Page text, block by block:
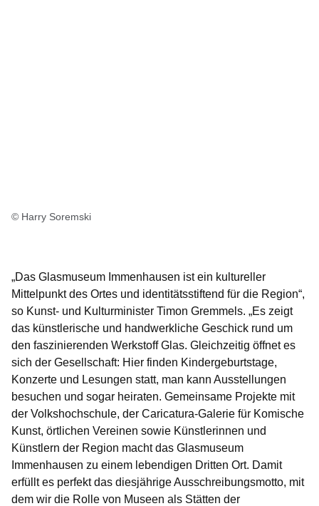
© Harry Soremski
„Das Glasmuseum Immenhausen ist ein kultureller
Mittelpunkt des Ortes und identitätsstiftend für die Region“,
so Kunst- und Kulturminister Timon Gremmels. „Es zeigt
das künstlerische und handwerkliche Geschick rund um
den faszinierenden Werkstoff Glas. Gleichzeitig öffnet es
sich der Gesellschaft: Hier finden Kindergeburtstage,
Konzerte und Lesungen statt, man kann Ausstellungen
besuchen und sogar heiraten. Gemeinsame Projekte mit
der Volkshochschule, der Caricatura-Galerie für Komische
Kunst, örtlichen Vereinen sowie Künstlerinnen und
Künstlern der Region macht das Glasmuseum
Immenhausen zu einem lebendigen Dritten Ort. Damit
erfüllt es perfekt das diesjährige Ausschreibungsmotto, mit
dem wir die Rolle von Museen als Stätten der